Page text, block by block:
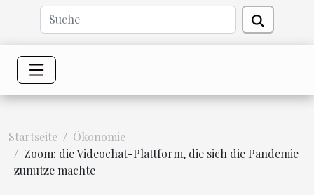
Startseite
Ökonomie
Zoom: die Videochat-Plattform, die sich die Pandemie
zunutze machte